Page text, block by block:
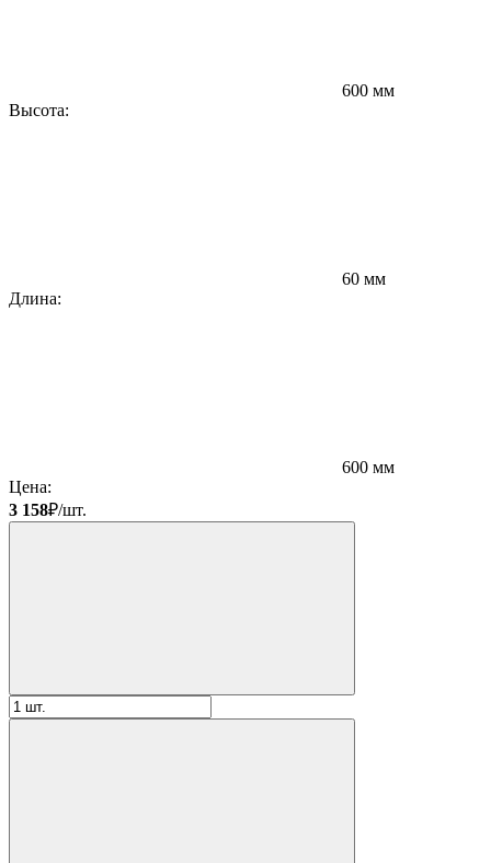
600 мм
Высота:
60 мм
Длина:
600 мм
Цена:
3 158₽/шт.